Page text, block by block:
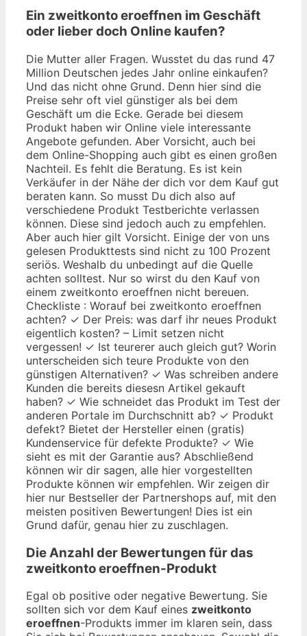
Ein zweitkonto eroeffnen im Geschäft
oder lieber doch Online kaufen?
Die Mutter aller Fragen. Wusstet du das rund 47
Million Deutschen jedes Jahr online einkaufen?
Und das nicht ohne Grund. Denn hier sind die
Preise sehr oft viel günstiger als bei dem
Geschäft um die Ecke. Gerade bei diesem
Produkt haben wir Online viele interessante
Angebote gefunden. Aber Vorsicht, auch bei
dem Online-Shopping auch gibt es einen großen
Nachteil. Es fehlt die Beratung. Es ist kein
Verkäufer in der Nähe der dich vor dem Kauf gut
beraten kann. So musst Du dich also auf
verschiedene Produkt Testberichte verlassen
können. Diese sind jedoch auch zu empfehlen.
Aber auch hier gilt Vorsicht. Einige der von uns
gelesen Produkttests sind nicht zu 100 Prozent
seriös. Weshalb du unbedingt auf die Quelle
achten solltest. Nur so wirst du den Kauf von
einem zweitkonto eroeffnen nicht bereuen.
Checkliste : Worauf bei zweitkonto eroeffnen
achten? ✓ Der Preis: was darf ihr neues Produkt
eigentlich kosten? – Limit setzen nicht
vergessen! ✓ Ist teurerer auch gleich gut? Worin
unterscheiden sich teure Produkte von den
günstigen Alternativen? ✓ Was schreiben andere
Kunden die bereits diesesn Artikel gekauft
haben? ✓ Wie schneidet das Produkt im Test der
anderen Portale im Durchschnitt ab? ✓ Produkt
defekt? Bietet der Hersteller einen (gratis)
Kundenservice für defekte Produkte? ✓ Wie
sieht es mit der Garantie aus? Abschließend
können wir dir sagen, alle hier vorgestellten
Produkte können wir empfehlen. Wir zeigen dir
hier nur Bestseller der Partnershops auf, mit den
meisten positiven Bewertungen! Dies ist ein
Grund dafür, genau hier zu zuschlagen.
Die Anzahl der Bewertungen für das
zweitkonto eroeffnen-Produkt
Egal ob positive oder negative Bewertung. Sie
sollten sich vor dem Kauf eines zweitkonto
eroeffnen-Produkts immer im klaren sein, dass